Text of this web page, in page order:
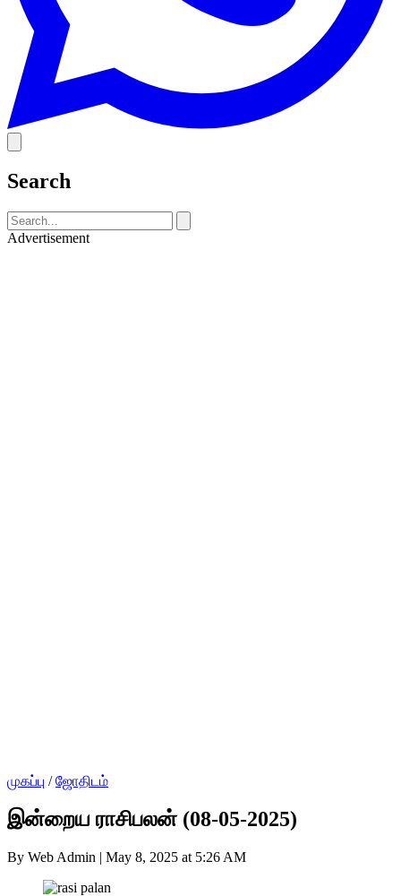
Search
Advertisement
முகப்பு / ஜோதிடம்
இன்றைய ராசிபலன் (08-05-2025)
By Web Admin | May 8, 2025 at 5:26 AM